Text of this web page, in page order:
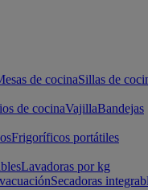
de cocinaSillas de
de cocinaVajillaBandejas
Frigoríficos portátiles
Lavadoras por kg
Secadoras